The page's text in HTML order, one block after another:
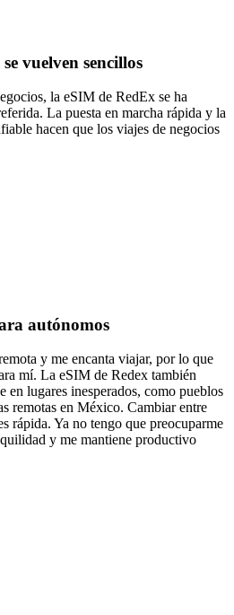
vuelven sencillos
la eSIM de RedEx se ha
La puesta en marcha rápida y la
hacen que los viajes de negocios
autónomos
y me encanta viajar, por lo que
mí. La eSIM de Redex también
en lugares inesperados, como pueblos
remotas en México. Cambiar entre
rápida. Ya no tengo que preocuparme
y me mantiene productivo